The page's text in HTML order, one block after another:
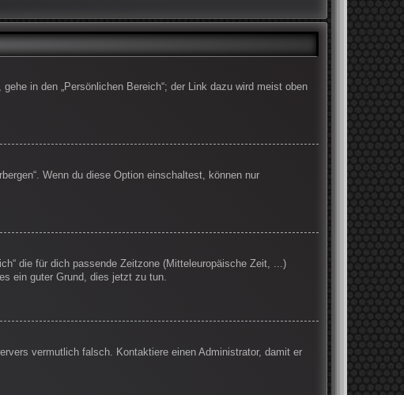
in den „Persönlichen Bereich“; der Link dazu wird meist oben
Wenn du diese Option einschaltest, können nur
die für dich passende Zeitzone (Mitteleuropäische Zeit, ...)
ein guter Grund, dies jetzt zu tun.
vermutlich falsch. Kontaktiere einen Administrator, damit er